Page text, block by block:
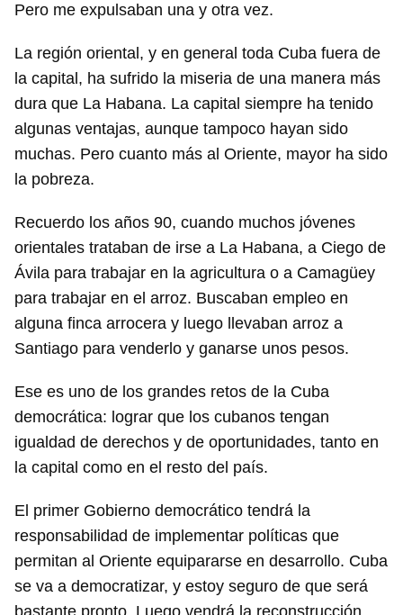
Pero me expulsaban una y otra vez.
La región oriental, y en general toda Cuba fuera de
la capital, ha sufrido la miseria de una manera más
dura que La Habana. La capital siempre ha tenido
algunas ventajas, aunque tampoco hayan sido
muchas. Pero cuanto más al Oriente, mayor ha sido
la pobreza.
Recuerdo los años 90, cuando muchos jóvenes
orientales trataban de irse a La Habana, a Ciego de
Ávila para trabajar en la agricultura o a Camagüey
para trabajar en el arroz. Buscaban empleo en
alguna finca arrocera y luego llevaban arroz a
Santiago para venderlo y ganarse unos pesos.
Ese es uno de los grandes retos de la Cuba
democrática: lograr que los cubanos tengan
igualdad de derechos y de oportunidades, tanto en
la capital como en el resto del país.
El primer Gobierno democrático tendrá la
responsabilidad de implementar políticas que
permitan al Oriente equipararse en desarrollo. Cuba
se va a democratizar, y estoy seguro de que será